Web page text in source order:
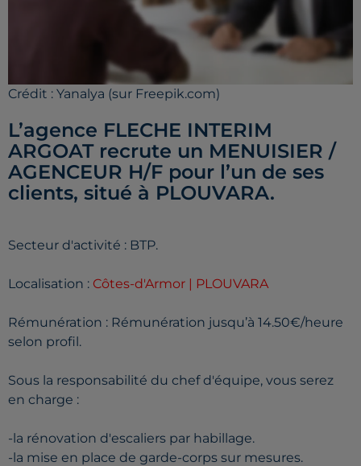
Crédit : Yanalya (sur Freepik.com)
L’agence FLECHE INTERIM
ARGOAT recrute un MENUISIER /
AGENCEUR H/F pour l’un de ses
clients, situé à PLOUVARA.
Secteur d'activité : BTP.
Localisation : Côtes-d'Armor | PLOUVARA
Rémunération : Rémunération jusqu’à 14.50€/heure
selon profil.
Sous la responsabilité du chef d'équipe, vous serez
en charge :
-la rénovation d'escaliers par habillage.
-la mise en place de garde-corps sur mesures.